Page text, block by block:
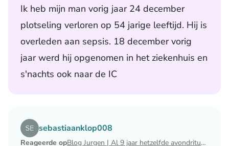
Ik heb mijn man vorig jaar 24 december
plotseling verloren op 54 jarige leeftijd. Hij is
overleden aan sepsis. 18 december vorig
jaar werd hij opgenomen in het ziekenhuis en
s'nachts ook naar de IC
sebastiaanklop008
Reageerde op Blog Jurgen | Al 9 jaar hetzelfde avondritueel
Lees het artikel Blog Jurgen | Al 9 jaar hetzelfde